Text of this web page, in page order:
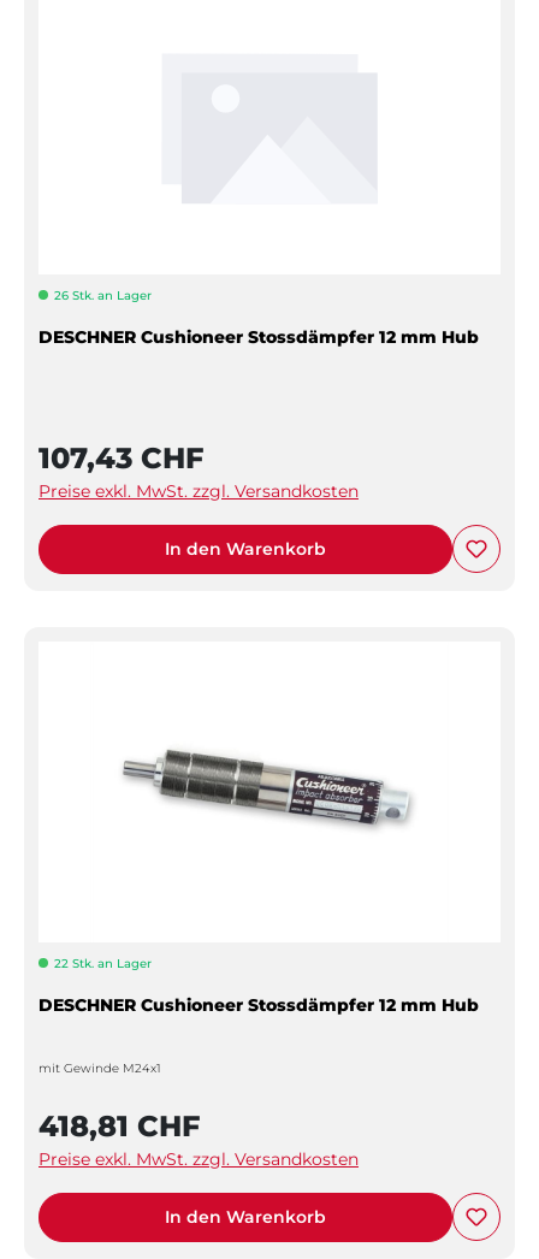
26 Stk. an Lager
DESCHNER Cushioneer Stossdämpfer 12 mm Hub
107,43 CHF
Preise exkl. MwSt. zzgl. Versandkosten
In den Warenkorb
22 Stk. an Lager
DESCHNER Cushioneer Stossdämpfer 12 mm Hub
mit Gewinde M24x1
418,81 CHF
Preise exkl. MwSt. zzgl. Versandkosten
In den Warenkorb